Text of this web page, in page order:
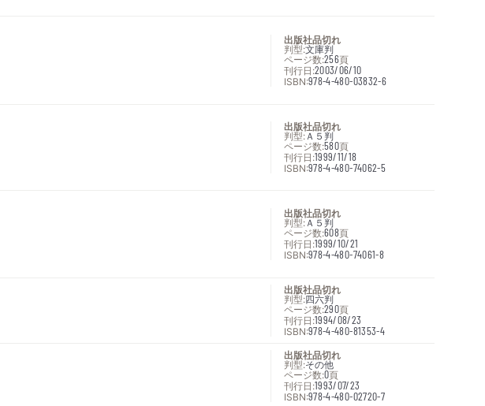
出版社品切れ
判型:文庫判
ページ数:256頁
刊行日:2003/06/10
ISBN:978-4-480-03832-6
出版社品切れ
判型: Ａ５判
ページ数:580頁
刊行日:1999/11/18
ISBN:978-4-480-74062-5
出版社品切れ
判型: Ａ５判
ページ数:608頁
刊行日:1999/10/21
ISBN:978-4-480-74061-8
出版社品切れ
判型:四六判
ページ数:290頁
刊行日:1994/08/23
ISBN:978-4-480-81353-4
出版社品切れ
判型:その他
ページ数:0頁
刊行日:1993/07/23
ISBN:978-4-480-02720-7